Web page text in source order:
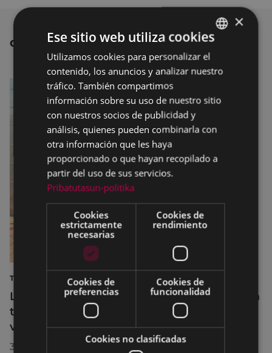
OTRAS NOTICIAS
TURISMO
La diputada Azahara Domínguez destaca la
transformación turística de Eibar en su
visita a la localidad
30/07/2026
BASQUE
SPANISH
×
Ese sitio web utiliza cookies
Utilizamos cookies para personalizar el
contenido, los anuncios y analizar nuestro
tráfico. También compartimos
información sobre su uso de nuestro sitio
con nuestros socios de publicidad y
análisis, quienes pueden combinarla con
otra información que les haya
proporcionado o que hayan recopilado a
partir del uso de sus servicios.
Pribatutasun-politika
Cookies
estrictamente
necesarias
Cookies de
rendimiento
Cookies de
preferencias
Cookies de
funcionalidad
Cookies no clasificadas